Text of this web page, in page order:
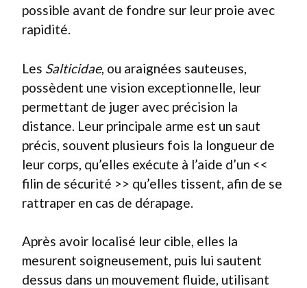
possible avant de fondre sur leur proie avec
rapidité.
Les Salticidae, ou araignées sauteuses,
possèdent une vision exceptionnelle, leur
permettant de juger avec précision la
distance. Leur principale arme est un saut
précis, souvent plusieurs fois la longueur de
leur corps, qu’elles exécute à l’aide d’un <<
filin de sécurité >> qu’elles tissent, afin de se
rattraper en cas de dérapage.
Après avoir localisé leur cible, elles la
mesurent soigneusement, puis lui sautent
dessus dans un mouvement fluide, utilisant